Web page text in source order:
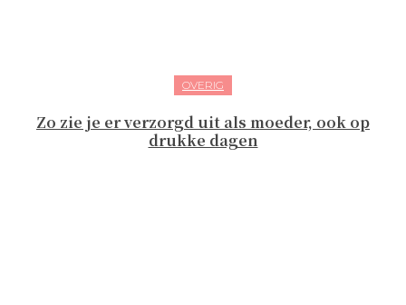
OVERIG
Zo zie je er verzorgd uit als moeder, ook op
drukke dagen